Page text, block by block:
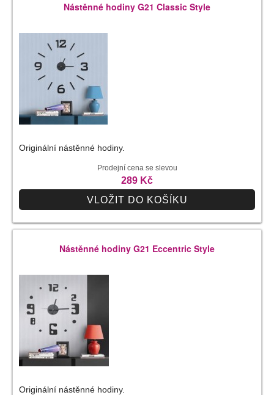
Nástěnné hodiny G21 Classic Style
Originální nástěnné hodiny.
Prodejní cena se slevou
289 Kč
VLOŽIT DO KOŠÍKU
Nástěnné hodiny G21 Eccentric Style
Originální nástěnné hodiny.